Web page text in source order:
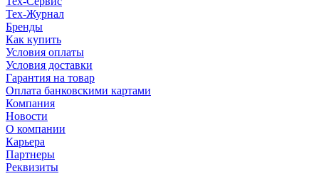
Тех-Журнал
Бренды
Как купить
Условия оплаты
Условия доставки
Гарантия на товар
Оплата банковскими картами
Компания
Новости
О компании
Карьера
Партнеры
Реквизиты